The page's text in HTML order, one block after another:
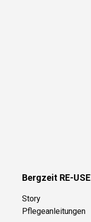
Bergzeit RE-USE
Story
Pflegeanleitungen